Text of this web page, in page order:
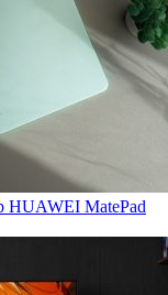
HUAWEI MatePad